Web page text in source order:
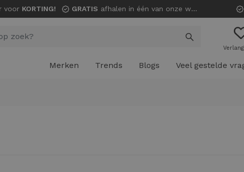
voor KORTING! GRATIS afhalen in één van onze winkels!
Merken Trends Blogs Veel gestelde